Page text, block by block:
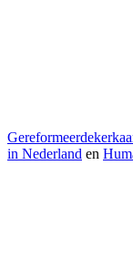
in Nederland en